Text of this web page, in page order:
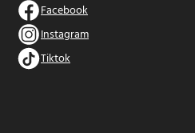
Facebook
Instagram
Tiktok